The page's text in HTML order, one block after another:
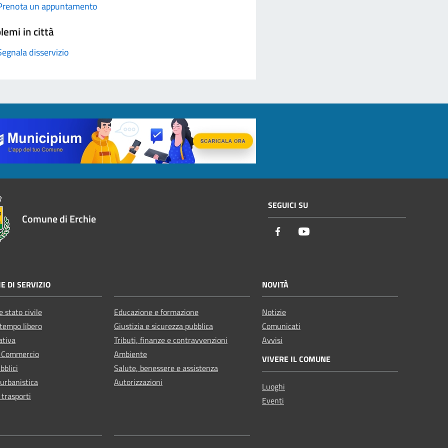
un appuntamento
in città
disservizio
Comune di Erchie
SEGUICI SU
Facebook
DI SERVIZIO
stato civile
libero
Educazione e formazione
Giustizia e sicurezza pubblica
Tributi, finanze e contravvenzioni
Ambiente
Salute, benessere e assistenza
Autorizzazioni
NOVITÀ
Notizie
Comunicati
Avvisi
VIVERE IL COMUNE
Luoghi
Eventi